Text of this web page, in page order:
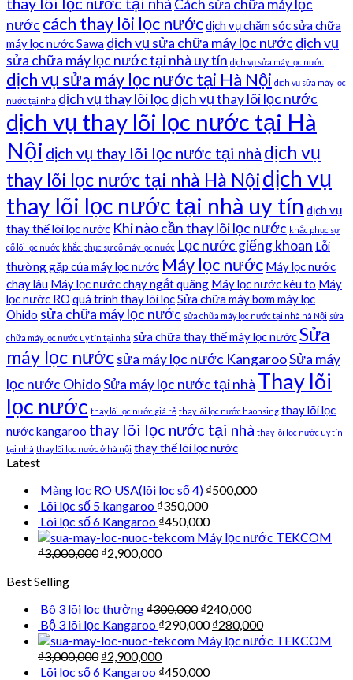
Cách sửa chữa máy lọc
nước cách thay lõi lọc nướcdịch vụ chăm sóc sửa chữa
máy lọc nước Sawa dịch vụ sửa chữa máy lọc nước dịch vụ
sửa chữa máy lọc nước tại nhà uy tín dịch vụ sửa máy lọc nước
dịch vụ sửa máy lọc nước tại Hà Nội dịch vụ sửa máy lọc
nước tại nhà dịch vụ thay lõi lọc dịch vụ thay lõi lọc nước
dịch vụ thay lõi lọc nước tại Hà
Nội dịch vụ thay lõi lọc nước tại nhà dịch vụ
thay lõi lọc nước tại nhà Hà Nộidịch vụ
thay lõi lọc nước tại nhà uy tín dịch vụ
thay thế lõi lọc nước Khi nào cần thay lõi lọc nước khắc phục sự
cố lõi lọc nước khắc phục sự cố máy lọc nước Lọc nước giếng khoan Lỗi
thường gặp của máy lọc nước Máy lọc nước Máy lọc nước
chạy lâu Máy lọc nước chạy ngắt quãng Máy lọc nước kêu to Máy
lọc nước RO quá trình thay lõi lọcSửa chữa máy bơm máy lọc
Ohido sửa chữa máy lọc nước sửa chữa máy lọc nước tại nhà hà Nội sửa
chữa máy lọc nước uy tín tại nhà sửa chữa thay thế máy lọc nướcSửa
máy lọc nướcsửa máy lọc nước KangarooSửa máy
lọc nước OhidoSửa máy lọc nước tại nhà Thay lõi
lọc nước thay lõi lọc nước giá rẻ thay lõi lọc nước haohsing thay lõi lọc
nước kangaroo thay lõi lọc nước tại nhà thay lõi lọc nước uy tín
tại nhà thay lõi lọc nước ở hà nội thay thế lõi lọc nước
Latest
Màng lọc RO USA(lõi lọc số 4) ₫500,000
Lõi lọc số 5 kangaroo ₫350,000
Lõi lọc số 6 Kangaroo ₫450,000
Máy lọc nước TEKCOM
₫3,000,000 ₫2,900,000
Best Selling
Bô 3 lõi lọc thường₫300,000 ₫240,000
Bộ 3 lõi lọc Kangaroo₫290,000 ₫280,000
Máy lọc nước TEKCOM
₫3,000,000 ₫2,900,000
Lõi lọc số 6 Kangaroo ₫450,000